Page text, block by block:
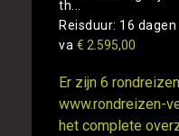
th...
Reisduur: 16 dagen
va € 2.595,00
Er zijn 6
www.rondreizen-
het complete